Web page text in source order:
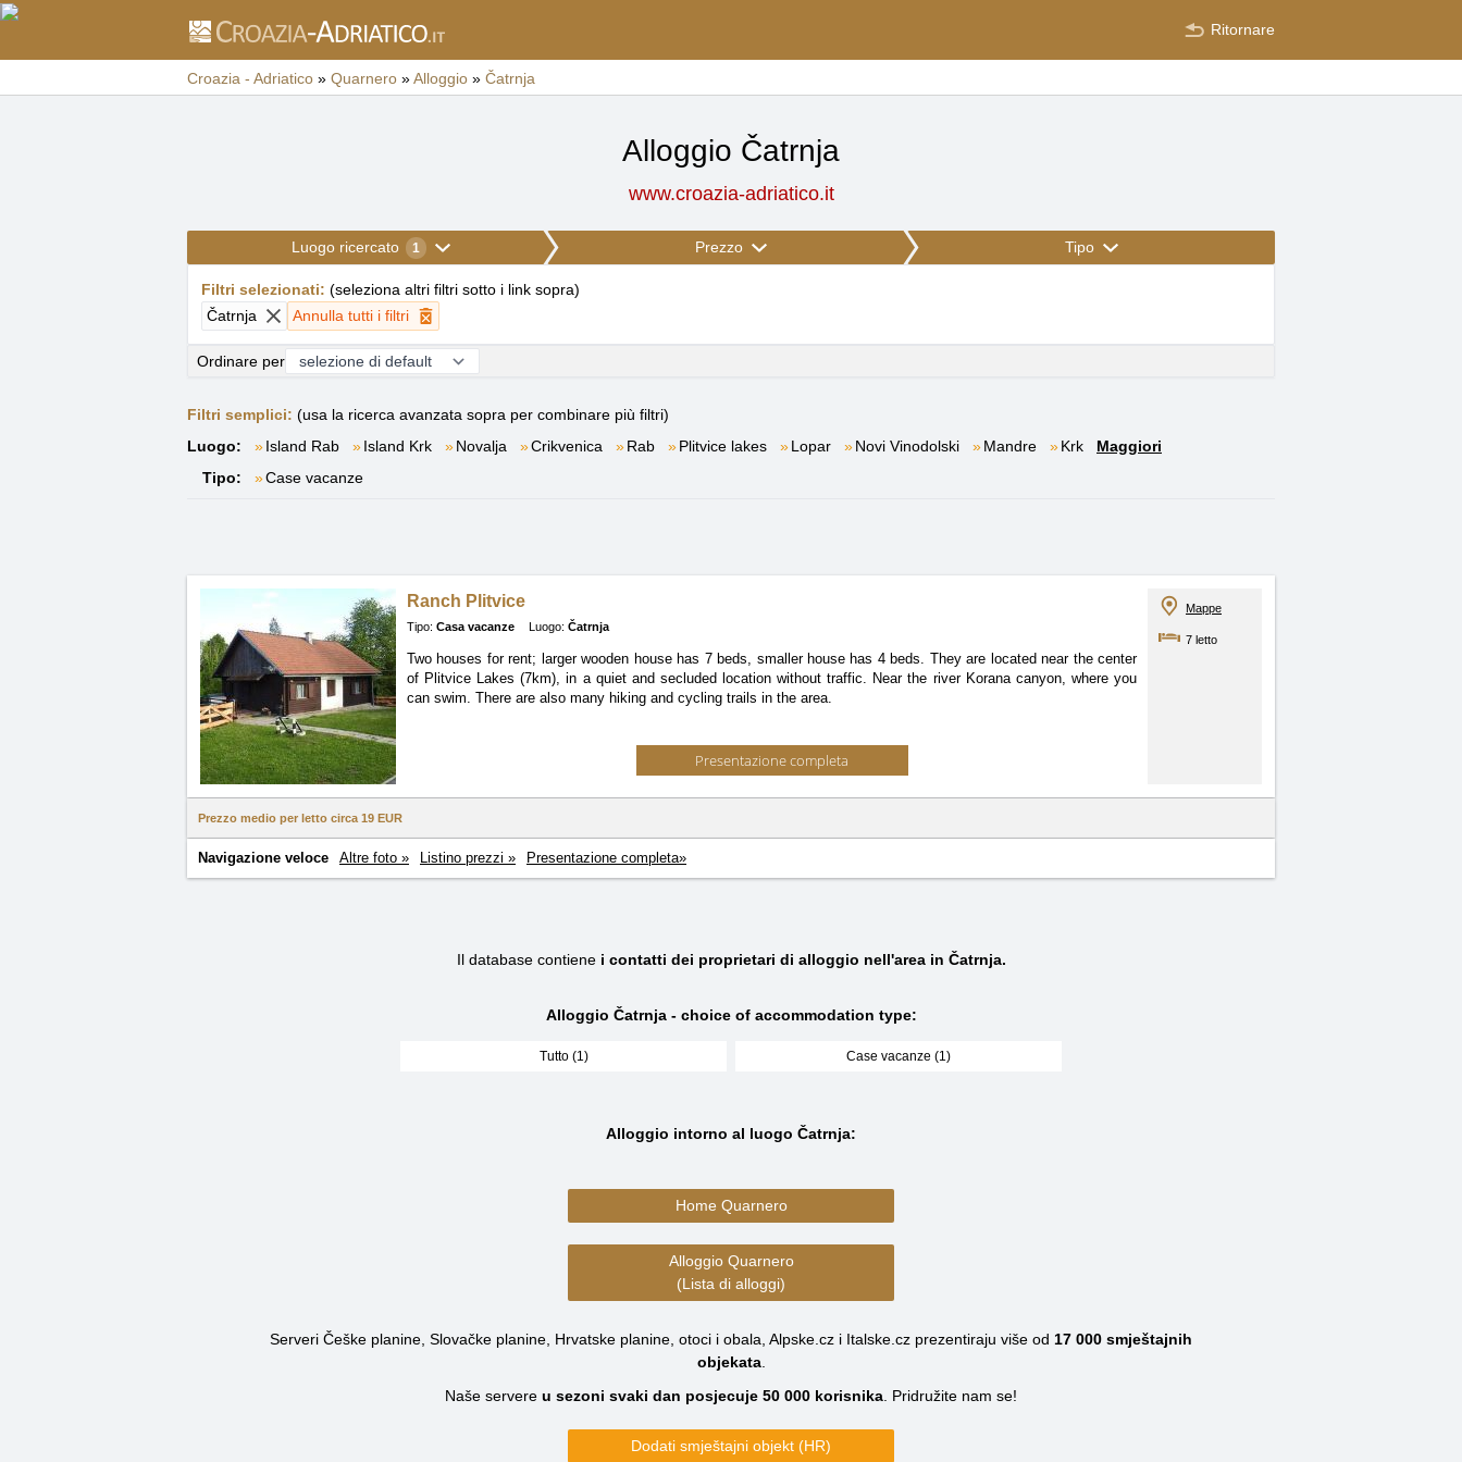
Ritornare
Croazia - Adriatico » Quarnero »Alloggio » Čatrnja
Alloggio Čatrnja
www.croazia-adriatico.it
Luogo ricercato 1 Prezzo Tipo
Filtri selezionati: (seleziona altri filtri sotto i link sopra)
Čatrnja
Annulla tutti i filtri
Ordinare per
Filtri semplici: (usa la ricerca avanzata sopra per combinare più filtri)
Luogo:
Island Rab Island Krk Novalja Crikvenica Rab Plitvice lakes Lopar Novi Vinodolski Mandre Krk
Maggiori
Tipo:
Case vacanze
Ranch Plitvice
Tipo: Casa vacanze Luogo: Čatrnja
Two houses for rent; larger wooden house has 7 beds, smaller house has 4 beds. They are located near the center
of Plitvice Lakes (7km), in a quiet and secluded location without traffic. Near the river Korana canyon, where you
can swim. There are also many hiking and cycling trails in the area.
Presentazione completa
Mappe
7 letto
Prezzo medio per letto circa 19 EUR
Navigazione veloce Altre foto » Listino prezzi » Presentazione completa»
Il database contiene i contatti dei proprietari di alloggio nell'area in Čatrnja.
Alloggio Čatrnja - choice of accommodation type:
Tutto (1) Case vacanze (1)
Alloggio intorno al luogo Čatrnja:
Home Quarnero
Alloggio Quarnero
(Lista di alloggi)
Serveri Češke planine, Slovačke planine, Hrvatske planine, otoci i obala, Alpske.cz i Italske.cz prezentiraju više od 17 000 smještajnih
objekata.
Naše servere u sezoni svaki dan posjecuje 50 000 korisnika Pridružite nam se!
Dodati smještajni objekt (HR)